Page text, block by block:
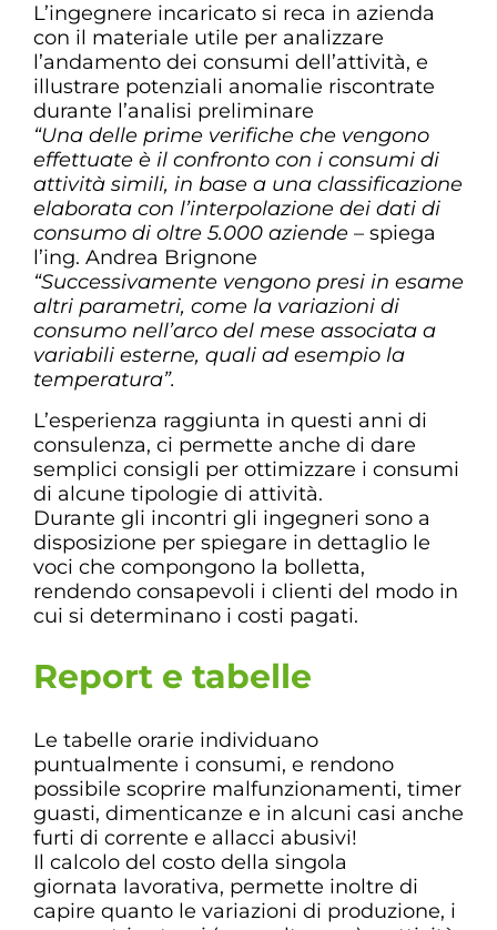
L’ingegnere incaricato si reca in azienda
con il materiale utile per analizzare
l’andamento dei consumi dell’attività, e
illustrare potenziali anomalie riscontrate
durante l’analisi preliminare
“Una delle prime verifiche che vengono
effettuate è il confronto con i consumi di
attività simili, in base a una classificazione
elaborata con l’interpolazione dei dati di
consumo di oltre 5.000 aziende – spiega
l’ing. Andrea Brignone
“Successivamente vengono presi in esame
altri parametri, come la variazioni di
consumo nell’arco del mese associata a
variabili esterne, quali ad esempio la
temperatura”.
L’esperienza raggiunta in questi anni di
consulenza, ci permette anche di dare
semplici consigli per ottimizzare i consumi
di alcune tipologie di attività.
Durante gli incontri gli ingegneri sono a
disposizione per spiegare in dettaglio le
voci che compongono la bolletta,
rendendo consapevoli i clienti del modo in
cui si determinano i costi pagati.
Report e tabelle
Le tabelle orarie individuano
puntualmente i consumi, e rendono
possibile scoprire malfunzionamenti, timer
guasti, dimenticanze e in alcuni casi anche
furti di corrente e allacci abusivi!
Il calcolo del costo della singola
giornata lavorativa, permette inoltre di
capire quanto le variazioni di produzione, i